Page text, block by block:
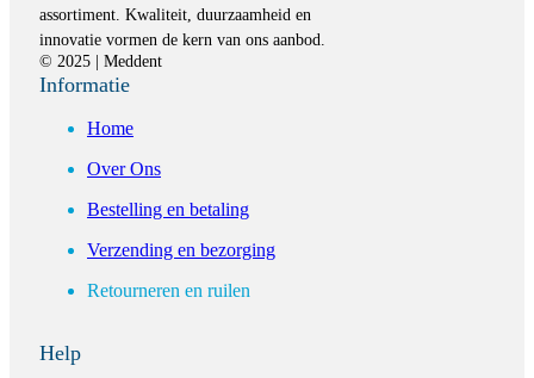
assortiment. Kwaliteit, duurzaamheid en
innovatie vormen de kern van ons aanbod.
© 2025 | Meddent
Informatie
Home
Over Ons
Bestelling en betaling
Verzending en bezorging
Retourneren en ruilen
Help